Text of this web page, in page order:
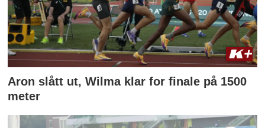
Aron slått ut, Wilma klar for finale på 1500
meter